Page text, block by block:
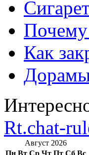
Почему
Как
Дорамы
Rt.chat-
Август 2026
Пн Вт Ср Чт Пт Сб Вс